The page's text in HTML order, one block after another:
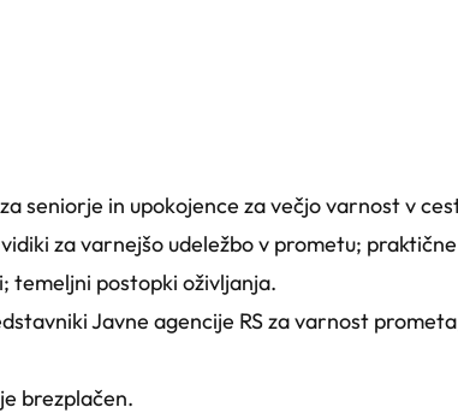
seniorje in upokojence za večjo varnost v
za varnejšo udeležbo v prometu;
temeljni postopki oživljanja.
Javne agencije RS za varnost
brezplačen.